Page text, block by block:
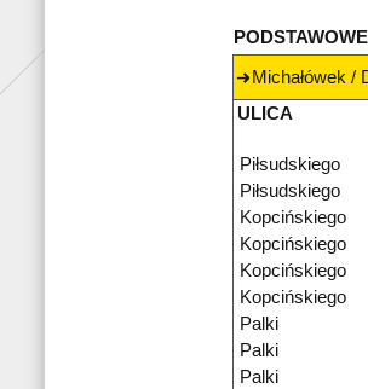
Michałówek /
ULICA
Piłsudskiego
Piłsudskiego
Kopcińskiego
Kopcińskiego
Kopcińskiego
Kopcińskiego
Palki
Palki
Palki